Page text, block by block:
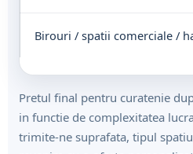
Birouri / spatii comerciale /
Pretul final pentru curatenie
in functie de complexitatea
trimite-ne suprafata, tipul